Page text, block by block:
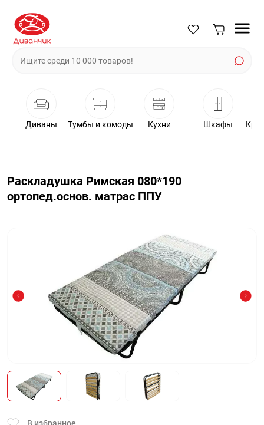
Диваны Тумбы и комоды Кухни Шкафы
Раскладушка Римская 080*190
ортопед.основ. матрас ППУ
В избранное